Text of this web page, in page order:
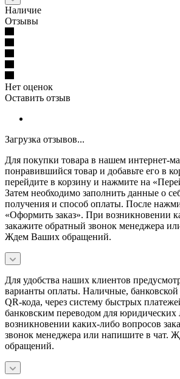
Наличие
Отзывы
Нет оценок
Оставить отзыв
Загрузка отзывов...
Для покупки товара в нашем интернет-
понравившийся товар и добавьте его в
перейдите в корзину и нажмите на
Затем необходимо заполнить данные о
получения и способ оплаты. После
«Оформить заказ». При возникновении
закажите обратный звонок менеджера
Ждем Ваших обращений.
Для удобства наших клиентов
варианты оплаты. Наличные,
QR-кода, через систему быстрых
банковским переводом для
возникновении каких-либо вопросов
звонок менеджера или напишите в чат.
обращений.